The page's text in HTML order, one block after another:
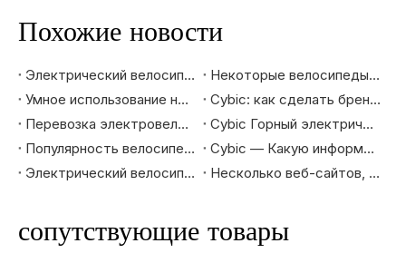
Похожие новости
Электрический велосипед: новый инструмент для семейного путешествия
Некоторые велосипеды получают освобождение от 25% тарифа
Умное использование нового дизайна для привлечения молодого поколения |Cybic догоняет молодежь
Cybic: как сделать бренд образом жизни
Перевозка электровелосипеда Cybic
Cybic Горный электрический велосипед |Откройте новый опыт горного велосипедного спорта
Популярность велосипеда |Представление серии Cybic City
Cybic — Какую информацию вы хотите знать о поставщиках и торговцах велосипедами?
Электрический велосипед: идеальный инструмент для путешествий в отпуске
Несколько веб-сайтов, которые часто посещают любители велосипедов
сопутствующие товары